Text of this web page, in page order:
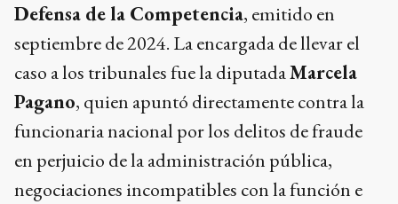
Defensa de la Competencia, emitido en
septiembre de 2024. La encargada de llevar el
caso a los tribunales fue la diputadaMarcela
Pagano, quien apuntó directamente contra la
funcionaria nacional por los delitos de fraude
en perjuicio de la administración pública,
negociaciones incompatibles con la función e